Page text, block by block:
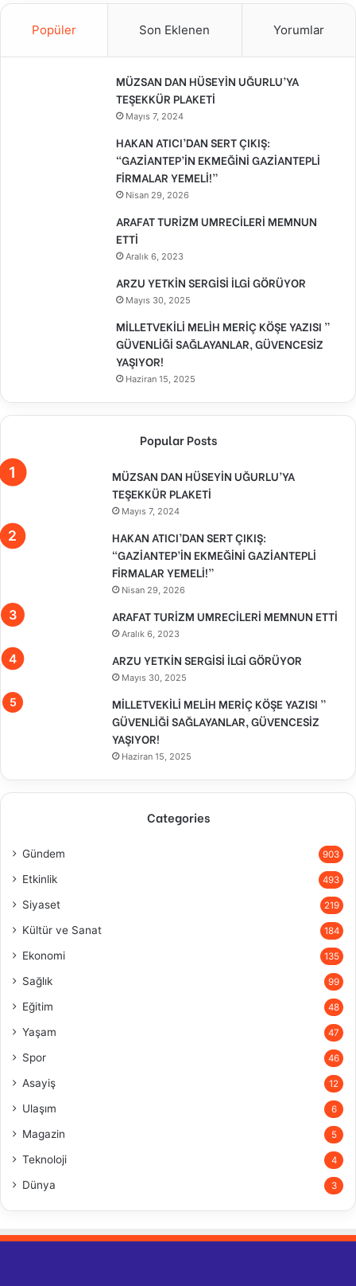
Popüler Son Eklenen Yorumlar
MÜZSAN DAN HÜSEYİN UĞURLU’YA
TEŞEKKÜR PLAKETİ
Mayıs 7, 2024
HAKAN ATICI’DAN SERT ÇIKIŞ:
“GAZİANTEP’İN EKMEĞİNİ GAZİANTEPLİ
FİRMALAR YEMELİ!”
Nisan 29, 2026
ARAFAT TURİZM UMRECİLERİ MEMNUN
ETTİ
Aralık 6, 2023
ARZU YETKİN SERGİSİ İLGİ GÖRÜYOR
Mayıs 30, 2025
MİLLETVEKİLİ MELİH MERİÇ KÖŞE YAZISI ”
GÜVENLİĞİ SAĞLAYANLAR, GÜVENCESİZ
YAŞIYOR!
Haziran 15, 2025
Popular Posts
MÜZSAN DAN HÜSEYİN UĞURLU’YA
TEŞEKKÜR PLAKETİ
Mayıs 7, 2024
HAKAN ATICI’DAN SERT ÇIKIŞ:
“GAZİANTEP’İN EKMEĞİNİ GAZİANTEPLİ
FİRMALAR YEMELİ!”
Nisan 29, 2026
ARAFAT TURİZM UMRECİLERİ MEMNUN ETTİ
Aralık 6, 2023
ARZU YETKİN SERGİSİ İLGİ GÖRÜYOR
Mayıs 30, 2025
MİLLETVEKİLİ MELİH MERİÇ KÖŞE YAZISI ”
GÜVENLİĞİ SAĞLAYANLAR, GÜVENCESİZ
YAŞIYOR!
Haziran 15, 2025
Categories
Gündem 903
Etkinlik 493
Siyaset 219
Kültür ve Sanat 184
Ekonomi 135
Sağlık 99
Eğitim 48
Yaşam 47
Spor 46
Asayiş 12
Ulaşım 6
Magazin 5
Teknoloji 4
Dünya 3